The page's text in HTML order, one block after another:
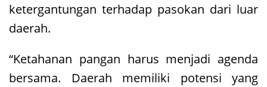
ketergantungan terhadap pasokan dari luar
daerah.
“Ketahanan pangan harus menjadi agenda
bersama. Daerah memiliki potensi yang